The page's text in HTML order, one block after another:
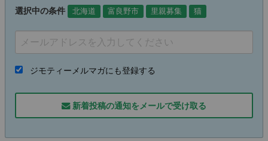
選択中の条件 北海道 富良野市 里親募集 猫
ジモティーメルマガにも登録する
新着投稿の通知をメールで受け取る